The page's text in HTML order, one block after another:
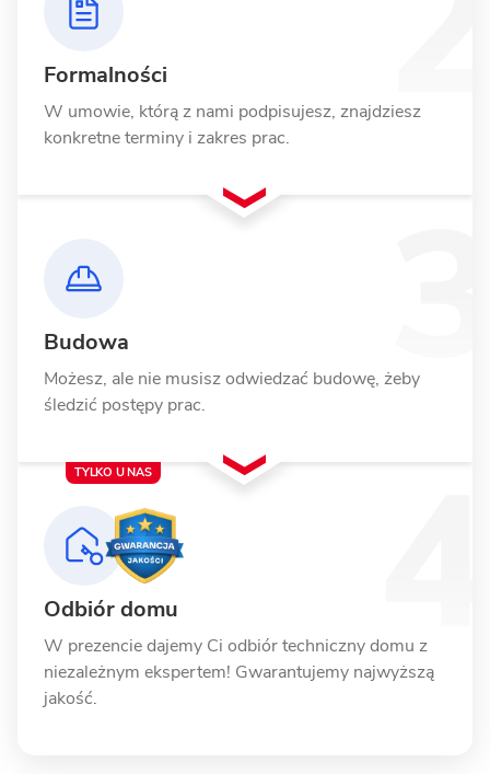
Formalności
W umowie, którą z nami podpisujesz, znajdziesz
konkretne terminy i zakres prac.
Budowa
Możesz, ale nie musisz odwiedzać budowę, żeby
śledzić postępy prac.
TYLKO U NAS
Odbiór domu
W prezencie dajemy Ci odbiór techniczny domu z
niezależnym ekspertem! Gwarantujemy najwyższą
jakość.